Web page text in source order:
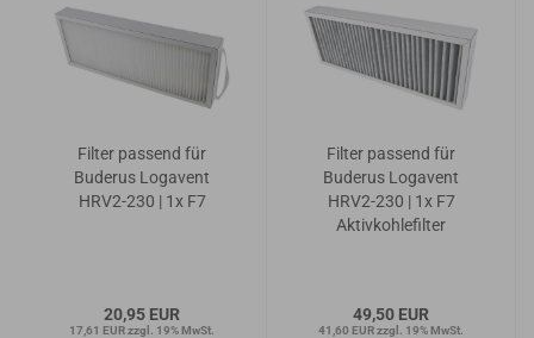
Filter passend für
Buderus Logavent
HRV2-230 | 1x F7
20,95 EUR
17,61 EUR zzgl. 19% MwSt.
Filter passend für
Buderus Logavent
HRV2-230 | 1x F7
Aktivkohlefilter
49,50 EUR
41,60 EUR zzgl. 19% MwSt.